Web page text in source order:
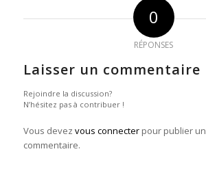
0
RÉPONSES
Laisser un commentaire
Rejoindre la discussion?
N’hésitez pas à contribuer !
Vous devez vous connecterpour publier un
commentaire.